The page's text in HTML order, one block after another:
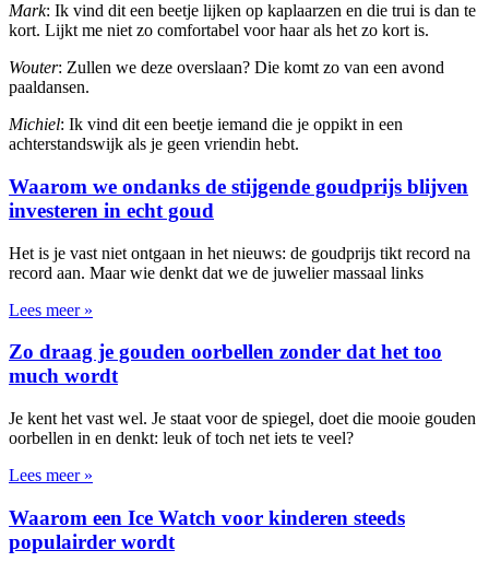
Mark: Ik vind dit een beetje lijken op kaplaarzen en die trui is dan te
kort. Lijkt me niet zo comfortabel voor haar als het zo kort is.
Wouter: Zullen we deze overslaan? Die komt zo van een avond
paaldansen.
Michiel: Ik vind dit een beetje iemand die je oppikt in een
achterstandswijk als je geen vriendin hebt.
Waarom we ondanks de stijgende goudprijs blijven
investeren in echt goud
Het is je vast niet ontgaan in het nieuws: de goudprijs tikt record na
record aan. Maar wie denkt dat we de juwelier massaal links
Lees meer »
Zo draag je gouden oorbellen zonder dat het too
much wordt
Je kent het vast wel. Je staat voor de spiegel, doet die mooie gouden
oorbellen in en denkt: leuk of toch net iets te veel?
Lees meer »
Waarom een Ice Watch voor kinderen steeds
populairder wordt